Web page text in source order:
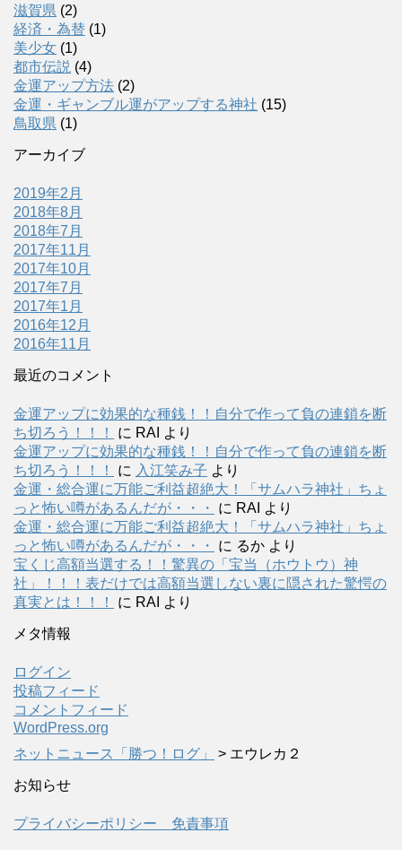
滋賀県 (2)
経済・為替 (1)
美少女 (1)
都市伝説 (4)
金運アップ方法 (2)
金運・ギャンブル運がアップする神社 (15)
鳥取県 (1)
アーカイブ
2019年2月
2018年8月
2018年7月
2017年11月
2017年10月
2017年7月
2017年1月
2016年12月
2016年11月
最近のコメント
金運アップに効果的な種銭！！自分で作って負の連鎖を断
ち切ろう！！！
に RAI より
金運アップに効果的な種銭！！自分で作って負の連鎖を断
ち切ろう！！！
に 入江笑み子 より
金運・総合運に万能ご利益超絶大！「サムハラ神社」ちょ
っと怖い噂があるんだが・・・
に RAI より
金運・総合運に万能ご利益超絶大！「サムハラ神社」ちょ
っと怖い噂があるんだが・・・
に るか より
宝くじ高額当選する！！驚異の「宝当（ホウトウ）神
社」！！！表だけでは高額当選しない裏に隠された驚愕の
真実とは！！！
に RAI より
メタ情報
ログイン
投稿フィード
コメントフィード
WordPress.org
ネットニュース「勝つ！ログ」
> エウレカ２
お知らせ
プライバシーポリシー 免責事項